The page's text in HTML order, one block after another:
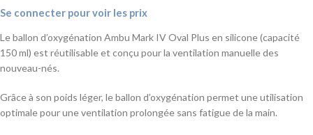
Se connecter pour voir les prix
Le ballon d’oxygénation Ambu Mark IV Oval Plus en silicone (capacité
150 ml) est réutilisable et conçu pour la ventilation manuelle des
nouveau-nés.
Grâce à son poids léger, le ballon d’oxygénation permet une utilisation
optimale pour une ventilation prolongée sans fatigue de la main.